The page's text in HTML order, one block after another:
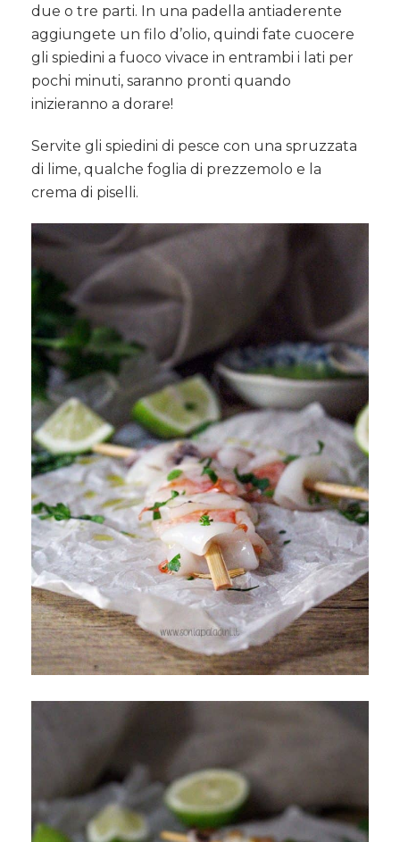
due o tre parti. In una padella antiaderente
aggiungete un filo d’olio, quindi fate cuocere
gli spiedini a fuoco vivace in entrambi i lati per
pochi minuti, saranno pronti quando
inizieranno a dorare!
Servite gli spiedini di pesce con una spruzzata
di lime, qualche foglia di prezzemolo e la
crema di piselli.